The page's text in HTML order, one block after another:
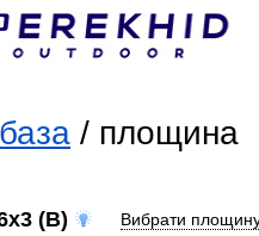
/ площина
(B) Вибрати